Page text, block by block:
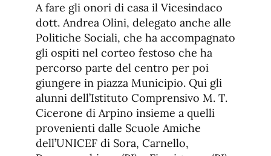
A fare gli onori di casa il Vicesindaco
dott. Andrea Olini, delegato anche alle
Politiche Sociali, che ha accompagnato
gli ospiti nel corteo festoso che ha
percorso parte del centro per poi
giungere in piazza Municipio. Qui gli
alunni dell’Istituto Comprensivo M. T.
Cicerone di Arpino insieme a quelli
provenienti dalle Scuole Amiche
dell’UNICEF di Sora, Carnello,